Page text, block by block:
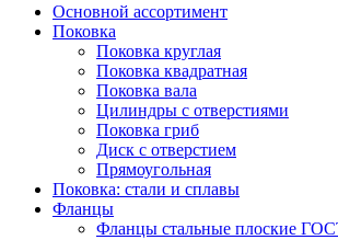
Основной ассортимент
Поковка
Поковка круглая
Поковка квадратная
Поковка вала
Цилиндры с отверстиями
Поковка гриб
Диск с отверстием
Прямоугольная
Поковка: cтали и сплавы
Фланцы
Фланцы стальные плоские